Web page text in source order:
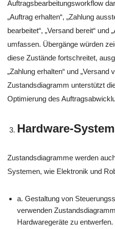
Auftragsbearbeitungsworkflow
„Auftrag erhalten“, „Zahlung
bearbeitet“, „Versand bereit“ und
umfassen. Übergänge würden
diese Zustände fortschreitet,
„Zahlung erhalten“ und „Versand
Zustandsdiagramm unterstützt
Optimierung des
Hardware-
Zustandsdiagramme werden
Systemen, wie Elektronik und
a. Gestaltung von
verwenden
Hardwaregeräte zu